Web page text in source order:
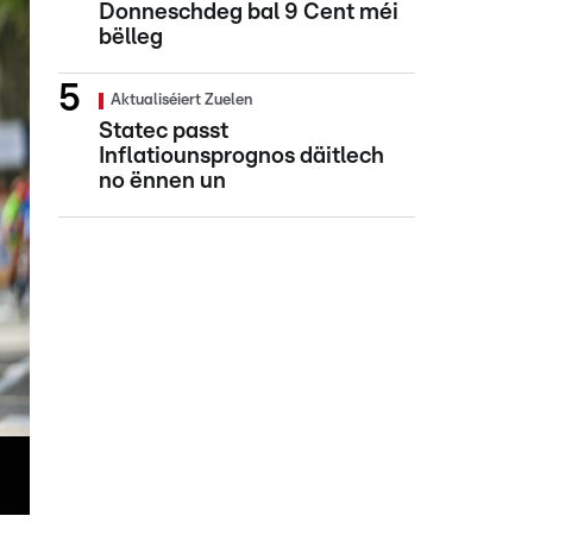
Donneschdeg bal 9 Cent méi
bëlleg
Aktualiséiert Zuelen
Statec passt
Inflatiounsprognos däitlech
no ënnen un